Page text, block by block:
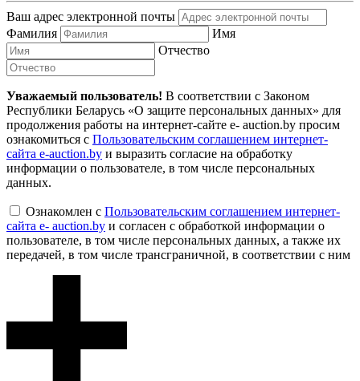
Ваш адрес электронной почты
Фамилия
Имя
Отчество
Уважаемый пользователь! В соответствии с Законом
Республики Беларусь «О защите персональных данных» для
продолжения работы на интернет-сайте e- auction.by просим
ознакомиться с Пользовательским соглашением интернет-
сайта e-auction.by и выразить согласие на обработку
информации о пользователе, в том числе персональных
данных.
Ознакомлен с Пользовательским соглашением интернет-
сайта e- auction.by и согласен с обработкой информации о
пользователе, в том числе персональных данных, а также их
передачей, в том числе трансграничной, в соответствии с ним